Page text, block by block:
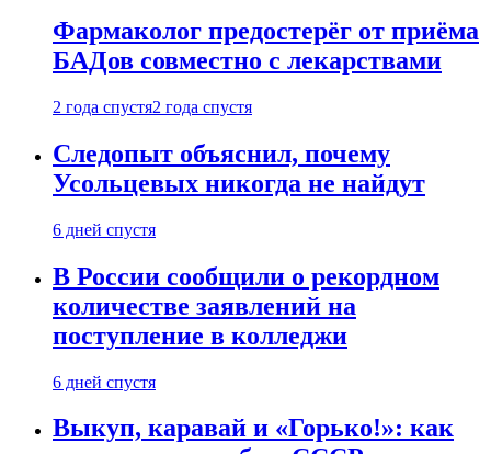
Фармаколог предостерёг от приёма
БАДов совместно с лекарствами
2 года спустя2 года спустя
Следопыт объяснил, почему
Усольцевых никогда не найдут
6 дней спустя
В России сообщили о рекордном
количестве заявлений на
поступление в колледжи
6 дней спустя
Выкуп, каравай и «Горько!»: как